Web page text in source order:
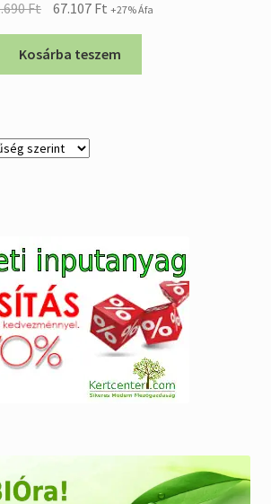
Ft
Original
price
was:
71.690 Ft.
67.107 FtCurrent
price
is:
67.107 Ft.
+27% Áfa
Kosárba teszem